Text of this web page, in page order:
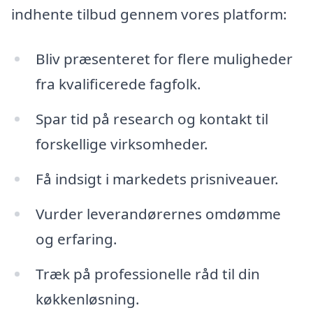
indhente tilbud gennem vores platform:
Bliv præsenteret for flere muligheder
fra kvalificerede fagfolk.
Spar tid på research og kontakt til
forskellige virksomheder.
Få indsigt i markedets prisniveauer.
Vurder leverandørernes omdømme
og erfaring.
Træk på professionelle råd til din
køkkenløsning.